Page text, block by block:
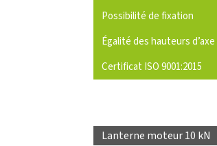
Possibilité de fixation
Égalité des hauteurs
Certificat ISO 9001:2015
Lanterne moteur 10 kN